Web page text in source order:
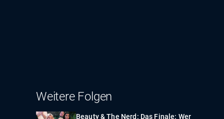
Weitere Folgen
Beauty & The Nerd: Das Finale: Wer